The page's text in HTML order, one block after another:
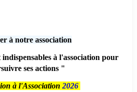
à notre association
à l'association pour
ses actions "
à l'Association 2026